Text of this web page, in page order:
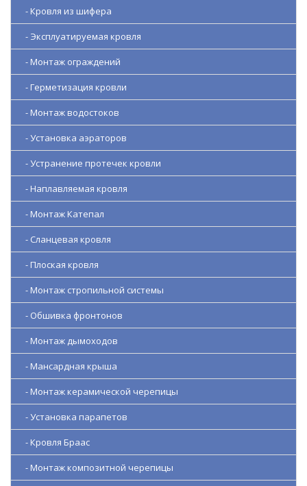
- Кровля из шифера
- Эксплуатируемая кровля
- Монтаж ограждений
- Герметизация кровли
- Монтаж водостоков
- Установка аэраторов
- Устранение протечек кровли
- Наплавляемая кровля
- Монтаж Катепал
- Сланцевая кровля
- Плоская кровля
- Монтаж стропильной системы
- Обшивка фронтонов
- Монтаж дымоходов
- Мансардная крыша
- Монтаж керамической черепицы
- Установка парапетов
- Кровля Браас
- Монтаж композитной черепицы